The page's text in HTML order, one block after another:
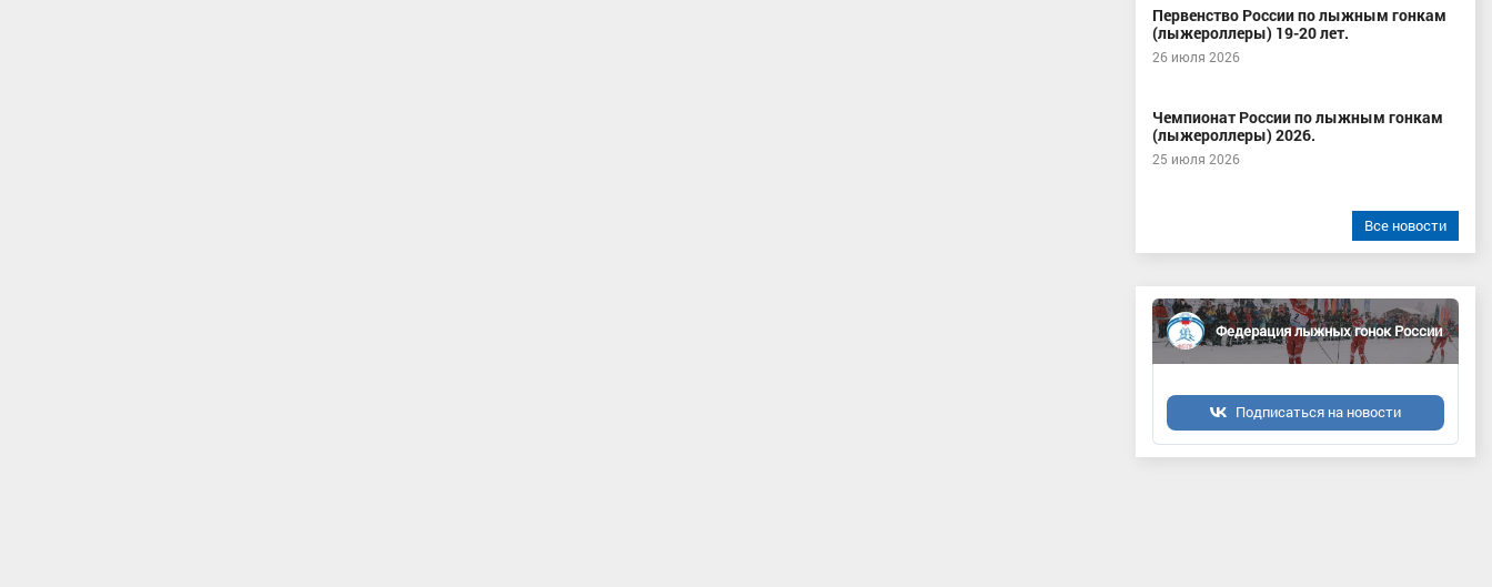
Первенство России по лыжным гонкам
(лыжероллеры) 19-20 лет.
26 июля 2026
Чемпионат России по лыжным гонкам
(лыжероллеры) 2026.
25 июля 2026
Все новости
Федерация лыжных гонок России
Подписаться на новости